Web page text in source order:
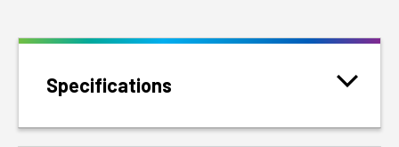
Specifications